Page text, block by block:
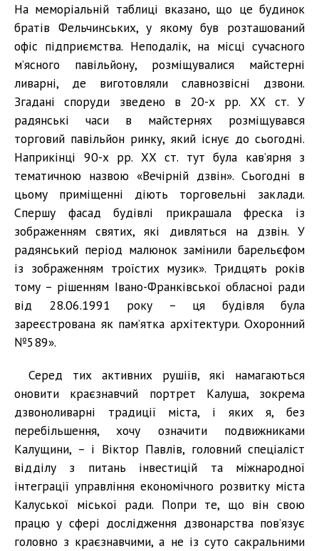
На меморіальній таблиці вказано, що це будинок
братів Фельчинських, у якому був розташований
офіс підприємства. Неподалік, на місці сучасного
м’ясного павільйону, розміщувалися майстерні
ливарні, де виготовляли славнозвісні дзвони.
Згадані споруди зведено в 20-х рр. ХХ ст. У
радянські часи в майстернях розміщувався
торговий павільйон ринку, який існує до сьогодні.
Наприкінці 90-х рр. ХХ ст. тут була кав’ярня з
тематичною назвою «Вечірній дзвін». Сьогодні в
цьому приміщенні діють торговельні заклади.
Спершу фасад будівлі прикрашала фреска із
зображенням святих, які дивляться на дзвін. У
радянський період малюнок замінили барельєфом
із зображенням троїстих музик». Тридцять років
тому – рішенням Івано-Франківської обласної ради
від 28.06.1991 року – ця будівля була
зареєстрована як пам’ятка архітектури. Охоронний
№589».
Серед тих активних рушіїв, які намагаються
оновити краєзнавчий портрет Калуша, зокрема
дзвоноливарні традиції міста, і яких я, без
перебільшення, хочу означити подвижниками
Калущини, – і Віктор Павлів, головний спеціаліст
відділу з питань інвестицій та міжнародної
інтеграції управління економічного розвитку міста
Калуської міської ради. Попри те, що він свою
працю у сфері дослідження дзвонарства пов’язує
головно з краєзнавчими, а не із суто сакральними